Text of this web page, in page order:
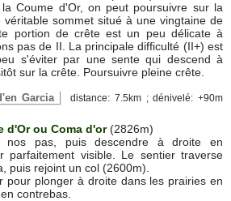
Coume d'Or, on peut poursuivre sur la
sommet situé à une vingtaine de
portion de crête est un peu délicate à
pas de II. La principale difficulté (II+) est
s'éviter par une sente qui descend à
sur la crête. Poursuivre pleine crête.
Garcia
distance: 7.5km ; dénivelé: +90m
d'Or ou Coma d'or(2826m)
nos pas, puis descendre à droite en
parfaitement visible. Le sentier traverse
puis rejoint un col (2600m).
pour plonger à droite dans les prairies en
contrebas.